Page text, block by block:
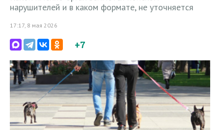
нарушителей и в каком формате, не уточняется
17:17, 8 мая 2026
+7